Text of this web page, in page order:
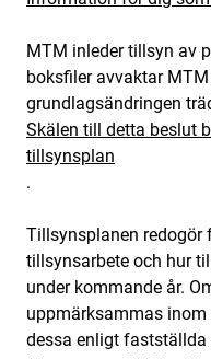
MTM inleder tillsyn av
boksfiler avvaktar
grundlagsändringen
Skälen till detta beslut
tillsynsplan
.
Tillsynsplanen redogör
tillsynsarbete och hur
under kommande år.
uppmärksammas
dessa enligt fastställda